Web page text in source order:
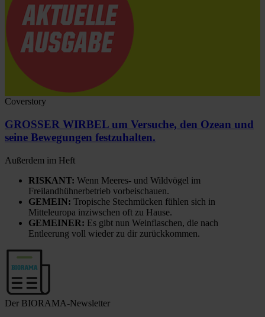
Coverstory
GROSSER WIRBEL um Versuche, den Ozean und
seine Bewegungen festzuhalten.
Außerdem im Heft
RISKANT: Wenn Meeres- und Wildvögel im
Freilandhühnerbetrieb vorbeischauen.
GEMEIN: Tropische Stechmücken fühlen sich in
Mitteleuropa inziwschen oft zu Hause.
GEMEINER: Es gibt nun Weinflaschen, die nach
Entleerung voll wieder zu dir zurückkommen.
Der BIORAMA-Newsletter